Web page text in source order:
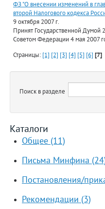
ФЗ "О внесении изменений в
второй Налогового кодекса
9 октября 2007 г.
Принят Государственной Думой
Советом Федерации 4 мая 2007
Страницы: [1] [2] [3] [4] [5] [6] [7]
Поиск в разделе
Каталоги
Общее (11)
Письма Минфина
Постановления/
Рекомендации (3)